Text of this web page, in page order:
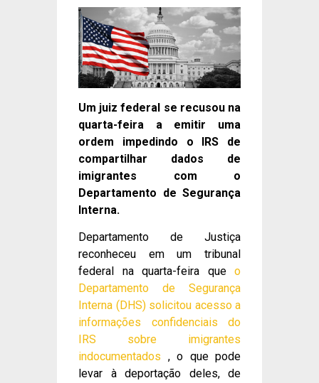
Um juiz federal se recusou na
quarta-feira a emitir uma
ordem impedindo o IRS de
compartilhar dados de
imigrantes com o
Departamento de Segurança
Interna.
Departamento de Justiça
reconheceu em um tribunal
federal na quarta-feira que o
Departamento de Segurança
Interna (DHS) solicitou acesso a
informações confidenciais do
IRS sobre imigrantes
indocumentados , o que pode
levar à deportação deles, de